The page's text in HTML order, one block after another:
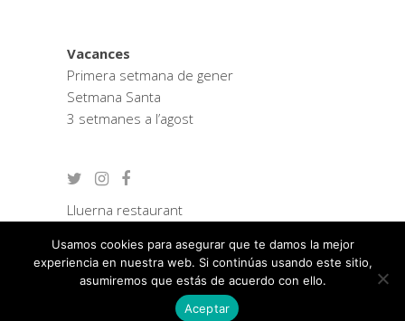
Vacances
Primera setmana de gener
Setmana Santa
3 setmanes a l’agost
Lluerna restaurant
Política de privacitat
Avís legal
Usamos cookies para asegurar que te damos la mejor
experiencia en nuestra web. Si continúas usando este sitio,
asumiremos que estás de acuerdo con ello.
Aceptar